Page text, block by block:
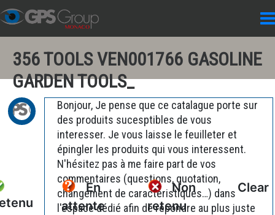
356 TOOLS VEN001766 GASOLINE
GARDEN TOOLS_
En
attente
Non
retenu
Clear
Bonjour, Je pense que ce catalague porte sur
des produits sucesptibles de vous
interesser. Je vous laisse le feuilleter et
épingler les produits qui vous interessent.
N'hésitez pas à me faire part de vos
commentaires (questions, quotation,
changement de caractéristiques…) dans
l'espace dédié afin de répondre au plus juste